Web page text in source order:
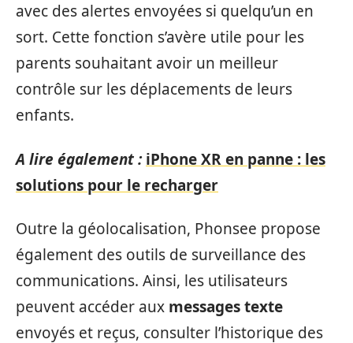
avec des alertes envoyées si quelqu’un en
sort. Cette fonction s’avère utile pour les
parents souhaitant avoir un meilleur
contrôle sur les déplacements de leurs
enfants.
A lire également : iPhone XR en panne : les
solutions pour le recharger
Outre la géolocalisation, Phonsee propose
également des outils de surveillance des
communications. Ainsi, les utilisateurs
peuvent accéder aux messages texte
envoyés et reçus, consulter l’historique des